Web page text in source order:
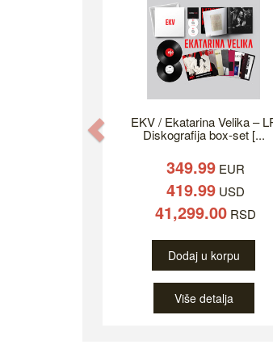
EKV / Ekatarina Velika –
Diskografija box-set [...
349.99 EUR
419.99 USD
41,299.00 RSD
Dodaj u korpu
Više detalja
Previous